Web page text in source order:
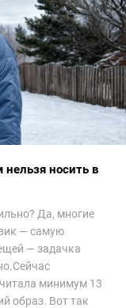
носить в
Да, многие
— самую
— задачка
минимум 13
образ. Вот так